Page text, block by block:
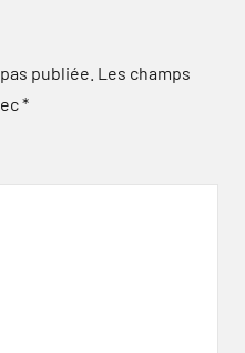
publiée. Les champs
*